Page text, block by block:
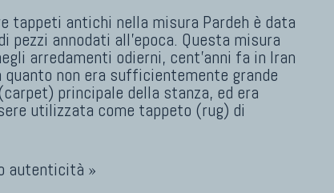
tappeti antichi nella misura Pardeh è data
pezzi annodati all'epoca. Questa misura
arredamenti odierni, cent'anni fa in Iran
quanto non era sufficientemente grande
principale della stanza, ed era
utilizzata come tappeto (rug) di
autenticità »